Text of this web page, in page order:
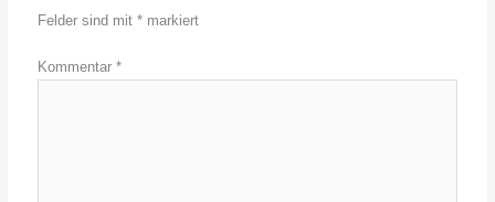
Felder sind mit* markiert
Kommentar*